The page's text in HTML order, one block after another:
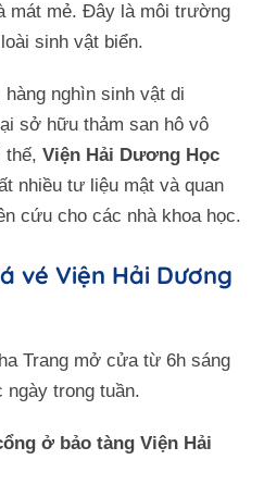
mát mẻ. Đây là môi trường
sinh vật biển.
hàng nghìn sinh vật di
sở hữu thảm san hô vô
thế, Viện Hải Dương Học
nhiều tư liệu mật và quan
cứu cho các nhà khoa học.
vé Viện Hải Dương
Trang mở cửa từ 6h sáng
ngày trong tuần.
ở bảo tàng Viện Hải